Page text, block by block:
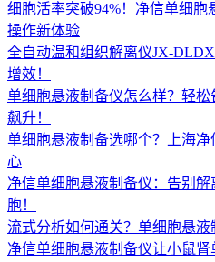
细胞活率突破94%！净信单细
操作新体验
全自动温和组织解离仪JX-
增效！
单细胞悬液制备仪怎么样？轻
飙升！
单细胞悬液制备选哪个？上海
心
净信单细胞悬液制备仪：告别
胞！
流式分析如何通关？单细胞悬
净信单细胞悬液制备仪让小鼠肾